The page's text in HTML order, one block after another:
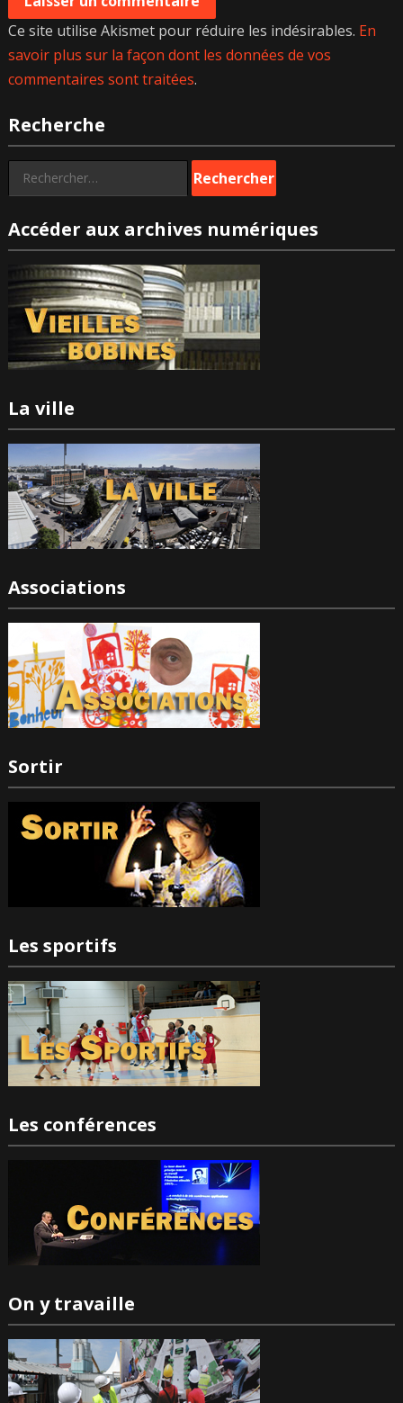
Ce site utilise Akismet pour réduire les indésirables. En
savoir plus sur la façon dont les données de vos
commentaires sont traitées.
Recherche
Rechercher :
Accéder aux archives numériques
La ville
Associations
Sortir
Les sportifs
Les conférences
On y travaille